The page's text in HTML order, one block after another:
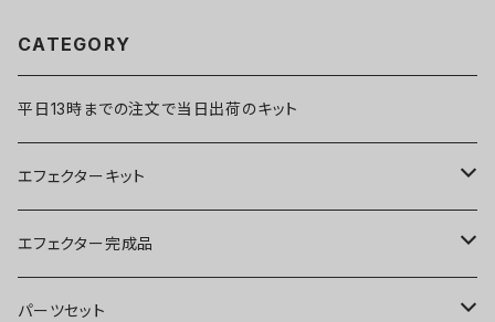
CATEGORY
平日13時までの注文で当日出荷のキット
エフェクターキット
ブースター
オーバードライブ
エフェクター完成品
ブースター
パーツセット